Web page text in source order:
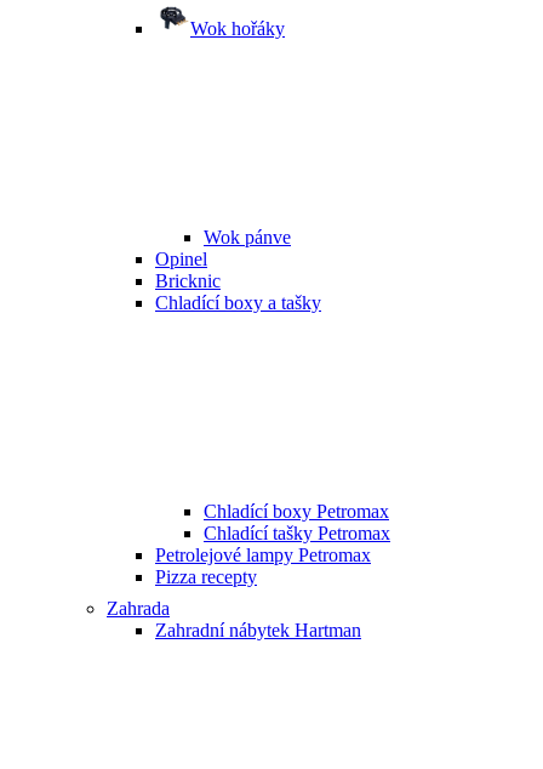
Wok hořáky
Wok pánve
Opinel
Bricknic
Chladící boxy a tašky
Chladící boxy Petromax
Chladící tašky Petromax
Petrolejové lampy Petromax
Pizza recepty
Zahrada
Zahradní nábytek Hartman